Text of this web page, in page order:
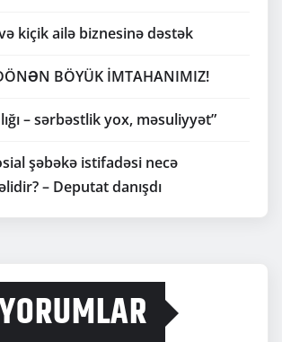
kiçik ailə biznesinə dəstək
BÖYÜK İMTAHANIMIZ!
– sərbəstlik yox, məsuliyyət”
şəbəkə istifadəsi necə
– Deputat danışdı